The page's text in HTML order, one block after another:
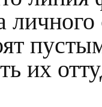
их